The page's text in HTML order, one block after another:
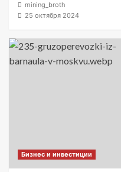
mining_broth
25 октября 2024
Бизнес и инвестиции